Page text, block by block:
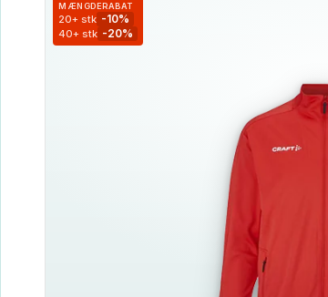
MÆNGDERABAT
20+ stk -10%
40+ stk -20%